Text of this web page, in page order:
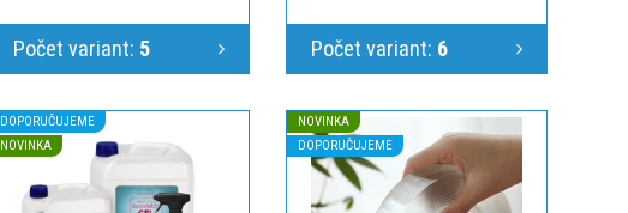
Počet variant: 5 Počet variant: 6
DOPORUČUJEME
NOVINKA
NOVINKA
DOPORUČUJEME